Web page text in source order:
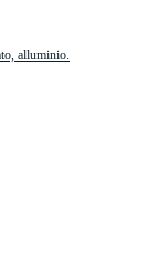
alluminio.